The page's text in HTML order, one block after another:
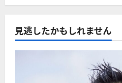
見逃したかもしれません